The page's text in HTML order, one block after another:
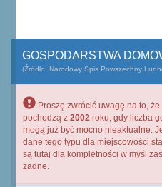
GOSPODARSTWA
(Źródło: Narodowy Spis Powszechny
Proszę zwrócić uwagę na to,
pochodzą z 2002 roku, gdy liczba
mogą już być mocno nieaktualne.
dane tego typu dla miejscowości
są tutaj dla kompletności w myśl
żadne.